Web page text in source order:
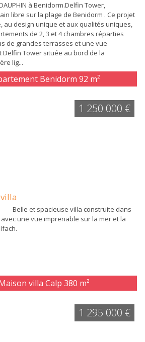
à Benidorm.Delfin Tower,
libre sur la plage de Benidorm . Ce projet
au design unique et aux qualités uniques,
de 2, 3 et 4 chambres réparties
de grandes terrasses et une vue
Delfin Tower située au bord de la
lig...
Benidorm 92 m²
spacieuse villa construite dans
une vue imprenable sur la mer et la
villa Calp 380 m²
1 250 000 €
1 295 000 €